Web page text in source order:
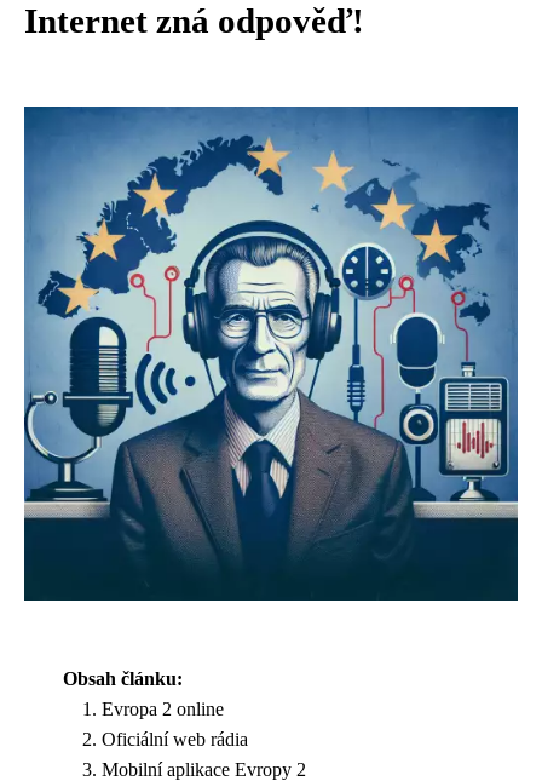
Internet zná odpověď!
Obsah článku:
Evropa 2 online
Oficiální web rádia
Mobilní aplikace Evropy 2